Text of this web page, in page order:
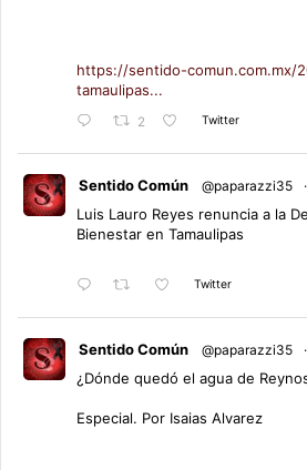
https://sentido-comun.com.mx/
tamaulipas...
2 Twitter
Sentido Común @paparazzi35 ·
Luis Lauro Reyes renuncia a la
Bienestar en Tamaulipas
Twitter
Sentido Común @paparazzi35 ·
¿Dónde quedó el agua de
Especial. Por Isaias Alvarez